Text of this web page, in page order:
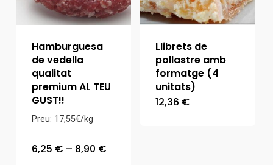
Hamburguesa
de vedella
qualitat
premium AL TEU
GUST!!
Preu: 17,55€/kg
6,25 € – 8,90 €Interval
Llibrets de
pollastre amb
formatge (4
unitats)
12,36 €